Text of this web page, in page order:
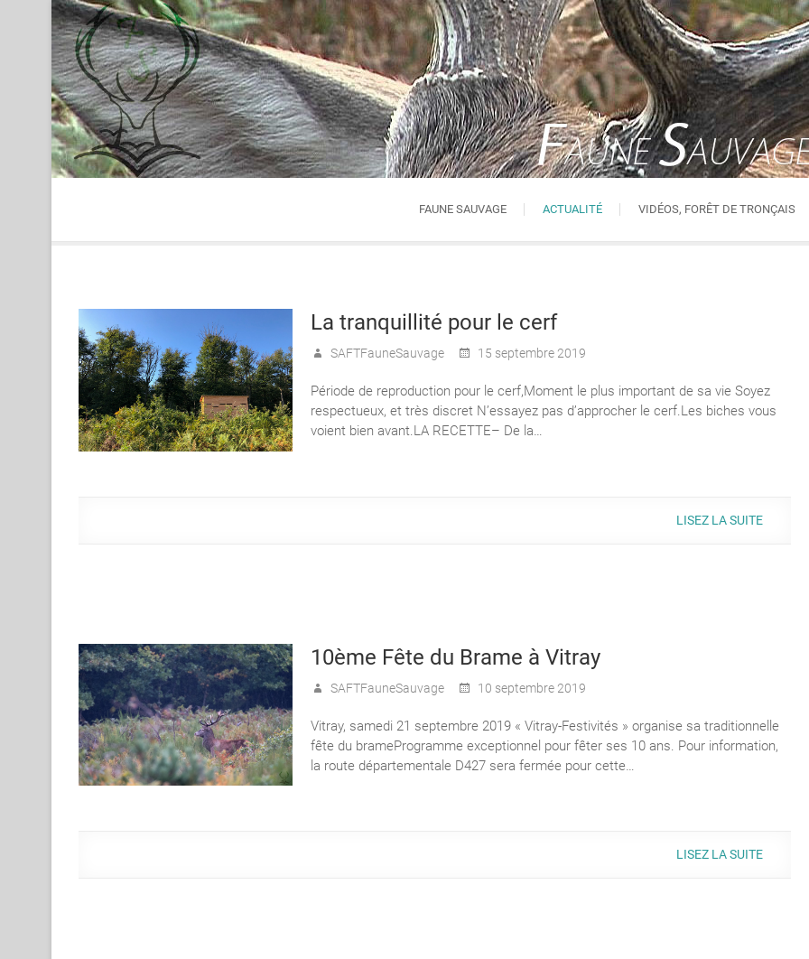
Skip
to
content
FAUNE SAUVAGE ACTUALITÉ VIDÉOS, FORÊT DE TRONÇAIS
La tranquillité pour le cerf
SAFTFauneSauvage 15 septembre 2019
Période de reproduction pour le cerf,Moment le plus important de sa vie Soyez
respectueux, et très discret N’essayez pas d’approcher le cerf.Les biches vous
voient bien avant.LA RECETTE– De la…
LISEZ LA SUITE
10ème Fête du Brame à Vitray
SAFTFauneSauvage 10 septembre 2019
Vitray, samedi 21 septembre 2019 « Vitray-Festivités » organise sa traditionnelle
fête du brameProgramme exceptionnel pour fêter ses 10 ans. Pour information,
la route départementale D427 sera fermée pour cette…
LISEZ LA SUITE